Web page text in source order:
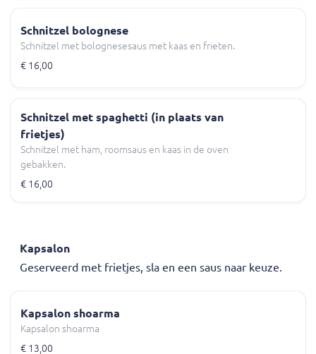
Schnitzel bolognese
Schnitzel met bolognesesaus met kaas en frieten.
€ 16,00
Schnitzel met spaghetti (in plaats van
frietjes)
Schnitzel met ham, roomsaus en kaas in de oven
gebakken.
€ 16,00
Kapsalon
Geserveerd met frietjes, sla en een saus naar keuze.
Kapsalon shoarma
Kapsalon shoarma
€ 13,00